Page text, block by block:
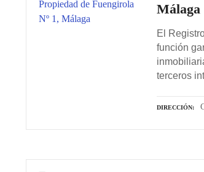
Málaga
El
función
terceros
DIRECCIÓN